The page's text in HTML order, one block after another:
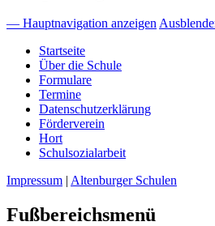
— Hauptnavigation anzeigen
Startseite
Über die Schule
Formulare
Termine
Datenschutzerklärung
Förderverein
Hort
Schulsozialarbeit
Impressum | Altenburger Schulen
Fußbereichsmenü